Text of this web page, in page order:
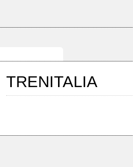
TRENITALIA